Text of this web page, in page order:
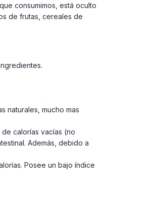
consumimos, está oculto
de frutas, cereales de
naturales, mucho mas
calorías vacías (no
Además, debido a
Posee un bajo índice